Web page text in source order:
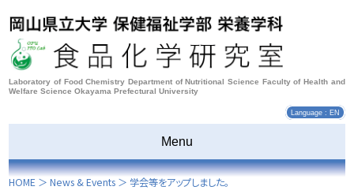
Laboratory of Food Chemistry Department of Nutritional Science Faculty of Health and
Welfare Science Okayama Prefectural University
Language : EN
Menu
HOME ＞News & Events ＞ 学会等をアップしました。